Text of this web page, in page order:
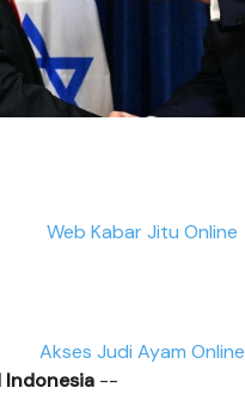
Web Kabar Jitu Online
Akses Judi Ayam Online
Indonesia --